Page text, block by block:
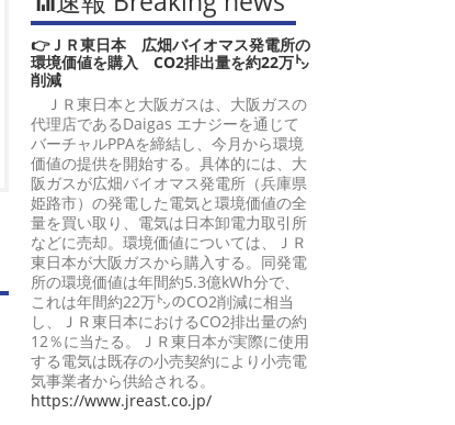
👉ＪＲ東日本 広畑バイオマス発電所の
環境価値を購入 CO2排出量を約22万㌧
削減
ＪＲ東日本と大阪ガスは、大阪ガスの
代理店であるDaigas エナジーを通じて
バーチャルPPAを締結し、今月から環境
価値の提供を開始する。具体的には、大
阪ガスが広畑バイオマス発電所（兵庫県
姫路市）の発電した電気と環境価値の全
量を買い取り、電気は日本卸電力取引所
などに売却。環境価値については、ＪＲ
東日本が大阪ガスから購入する。同発電
所の環境価値は年間約5.3億kWh分で、
これは年間約22万㌧のCO2削減に相当
し、ＪＲ東日本におけるCO2排出量の約
12％に当たる。ＪＲ東日本が実際に使用
する電気は既存の小売契約により小売電
気事業者から供給される。
https://www.jreast.co.jp/